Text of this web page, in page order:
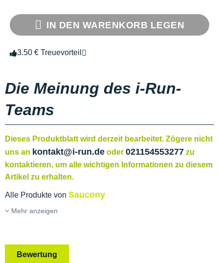
IN DEN WARENKORB LEGEN
3.50 € Treuevorteil
Die Meinung des i-Run-
Teams
Dieses Produktblatt wird derzeit bearbeitet. Zögere nicht
uns an kontakt@i-run.de oder 021154553277 zu
kontaktieren, um alle wichtigen Informationen zu diesem
Artikel zu erhalten.
Alle Produkte von Saucony
Mehr anzeigen
Bewertung